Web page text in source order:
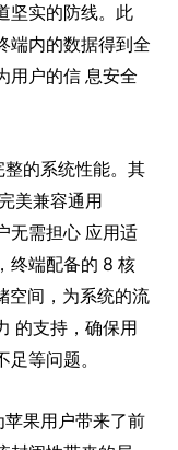
坚实的防线。此
端内的数据得到全
用户的信 息安全
的系统性能。其
美兼容通用
无需担心 应用适
终端配备的 8 核
空间，为系统的流
的支持，确保用
等问题。
果用户带来了前